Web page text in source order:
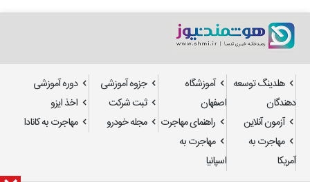
هلدینگ توسعه
دهندگان
آموزشگاه
اصفهان
جزوه آموزشی
دوره آموزشی
ثبت شرکت
اخذ ایزو
آزمون آنلاین
راهنمای مهاجرت مجله خودرو
مهاجرت به کانادا
مهاجرت به
آمریکا
مهاجرت به
اسپانیا